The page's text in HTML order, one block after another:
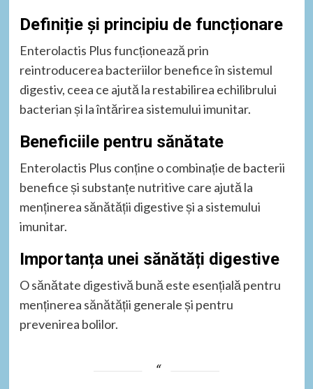
Definiție și principiu de funcționare
Enterolactis Plus funcționează prin
reintroducerea bacteriilor benefice în sistemul
digestiv, ceea ce ajută la restabilirea echilibrului
bacterian și la întărirea sistemului imunitar.
Beneficiile pentru sănătate
Enterolactis Plus conține o combinație de bacterii
benefice și substanțe nutritive care ajută la
menținerea sănătății digestive și a sistemului
imunitar.
Importanța unei sănătăți digestive
O sănătate digestivă bună este esențială pentru
menținerea sănătății generale și pentru
prevenirea bolilor.